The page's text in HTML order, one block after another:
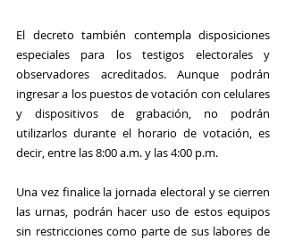
El decreto también contempla disposiciones
especiales para los testigos electorales y
observadores acreditados. Aunque podrán
ingresar a los puestos de votación con celulares
y dispositivos de grabación, no podrán
utilizarlos durante el horario de votación, es
decir, entre las 8:00 a.m. y las 4:00 p.m.
Una vez finalice la jornada electoral y se cierren
las urnas, podrán hacer uso de estos equipos
sin restricciones como parte de sus labores de